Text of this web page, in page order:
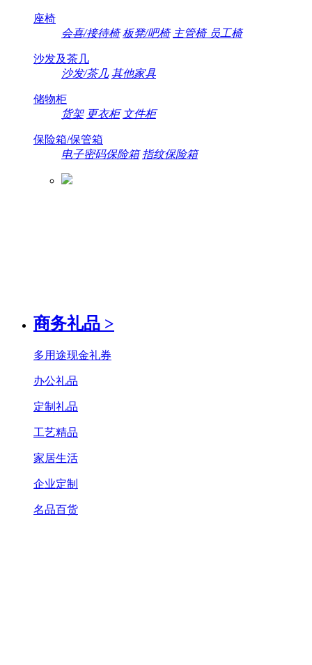
座椅
会喜/接待椅 板凳/吧椅 主管椅 员工椅
沙发及茶几
沙发/茶几 其他家具
储物柜
货架 更衣柜 文件柜
保险箱/保管箱
电子密码保险箱 指纹保险箱
商务礼品 >
多用途现金礼券
办公礼品
定制礼品
工艺精品
家居生活
企业定制
名品百货